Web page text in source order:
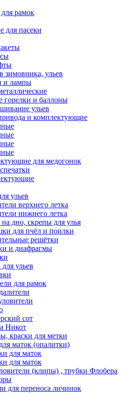
рамок
для пасеки
зимовника, ульев
и лампы
горелки и баллоны
ульев
и комплектующие
для медогонок
ульев
верхнего летка
нижнего летка
дно, скрепы для улья
для пчёл и поилки
решётки
и диафрагмы
ульев
для рамок
сот
Никот
краски для метки
маток (опалитки)
для маток
для маток
(клипы) , трубки Флобера
для переноса личинок